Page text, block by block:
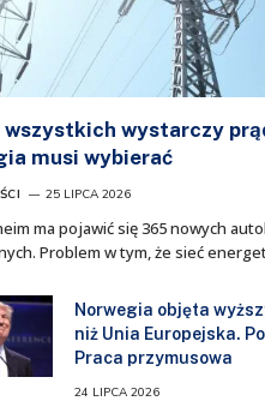
wszystkich wystarczy
musi wybierać
25 LIPCA 2026
ma pojawić się 365 nowych
Problem w tym, że sieć
Norwegia objęta
niż Unia Europejska.
Praca przymusowa
24 LIPCA 2026